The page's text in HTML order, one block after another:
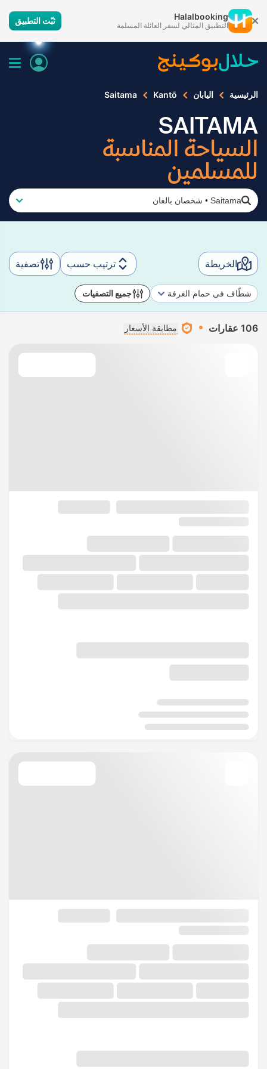
Halalbooking
التطبيق المثالي لسفر العائلة المسلمة ثبّت التطبيق
الرئيسية اليابان Kantō
Saitama
SAITAMA
السياحة المناسبة
للمسلمين
Saitama
• شخصان بالغان
الخريطة ترتيب حسب تصفية
شطّاف في حمام الغرفة جميع التصفيات
106 عقارات مطابقة الأسعار